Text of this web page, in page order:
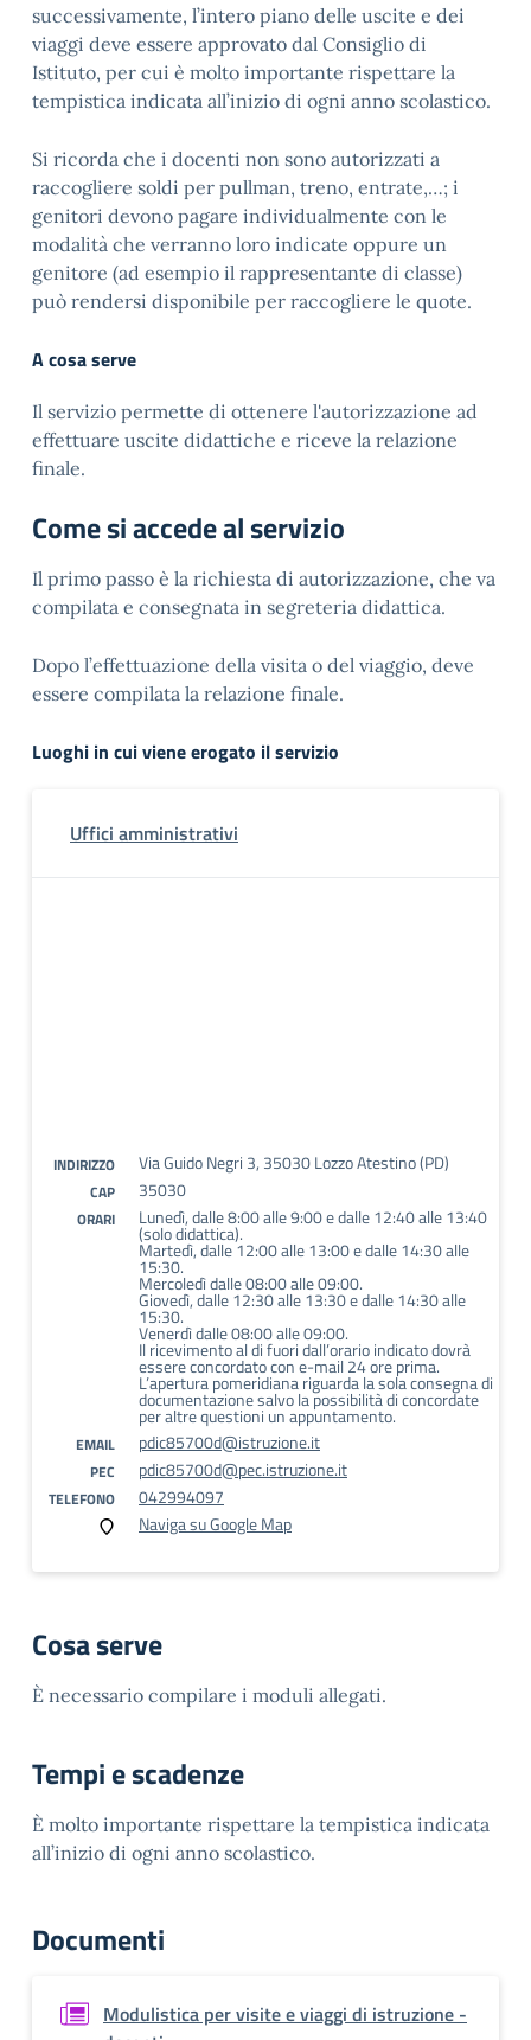
successivamente, l’intero piano delle uscite e dei
viaggi deve essere approvato dal Consiglio di
Istituto, per cui è molto importante rispettare la
tempistica indicata all’inizio di ogni anno scolastico.
Si ricorda che i docenti non sono autorizzati a
raccogliere soldi per pullman, treno, entrate,…; i
genitori devono pagare individualmente con le
modalità che verranno loro indicate oppure un
genitore (ad esempio il rappresentante di classe)
può rendersi disponibile per raccogliere le quote.
A cosa serve
Il servizio permette di ottenere l'autorizzazione ad
effettuare uscite didattiche e riceve la relazione
finale.
Come si accede al servizio
Il primo passo è la richiesta di autorizzazione, che va
compilata e consegnata in segreteria didattica.
Dopo l’effettuazione della visita o del viaggio, deve
essere compilata la relazione finale.
Luoghi in cui viene erogato il servizio
Uffici amministrativi
INDIRIZZO Via Guido Negri 3, 35030 Lozzo Atestino (PD)
CAP 35030
ORARI Lunedì, dalle 8:00 alle 9:00 e dalle 12:40 alle 13:40
(solo didattica).
Martedì, dalle 12:00 alle 13:00 e dalle 14:30 alle
15:30.
Mercoledì dalle 08:00 alle 09:00.
Giovedì, dalle 12:30 alle 13:30 e dalle 14:30 alle
15:30.
Venerdì dalle 08:00 alle 09:00.
Il ricevimento al di fuori dall’orario indicato dovrà
essere concordato con e-mail 24 ore prima.
L’apertura pomeridiana riguarda la sola consegna di
documentazione salvo la possibilità di concordate
per altre questioni un appuntamento.
EMAIL pdic85700d@istruzione.it
PEC pdic85700d@pec.istruzione.it
TELEFONO
042994097
Naviga su Google Map
Cosa serve
È necessario compilare i moduli allegati.
Tempi e scadenze
È molto importante rispettare la tempistica indicata
all’inizio di ogni anno scolastico.
Documenti
Modulistica per visite e viaggi di istruzione -